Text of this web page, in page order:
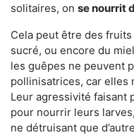
solitaires, on se nourrit
Cela peut être des
sucré, ou encore du
les guêpes ne peuvent
pollinisatrices, car elles
Leur agressivité faisant
pour nourrir leurs
ne détruisant que